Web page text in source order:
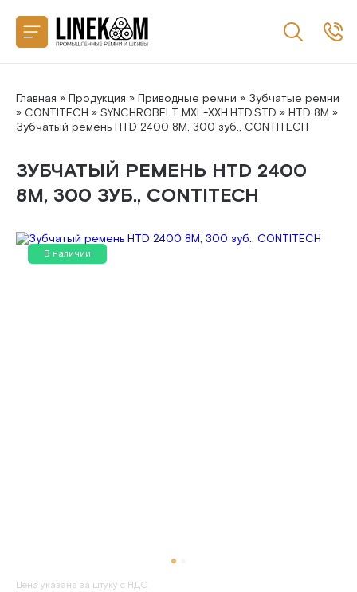
Главная » Продукция » Приводные ремни » Зубчатые ремни
» CONTITECH » SYNCHROBELT MXL-XXH.HTD.STD » HTD 8M »
Зубчатый ремень HTD 2400 8M, 300 зуб., CONTITECH
ЗУБЧАТЫЙ РЕМЕНЬ HTD 2400
8M, 300 ЗУБ., CONTITECH
В наличии
Цена указана за штуку с НДС
Назад
SANLUX
MEGADYNE
MITSUBOSHI